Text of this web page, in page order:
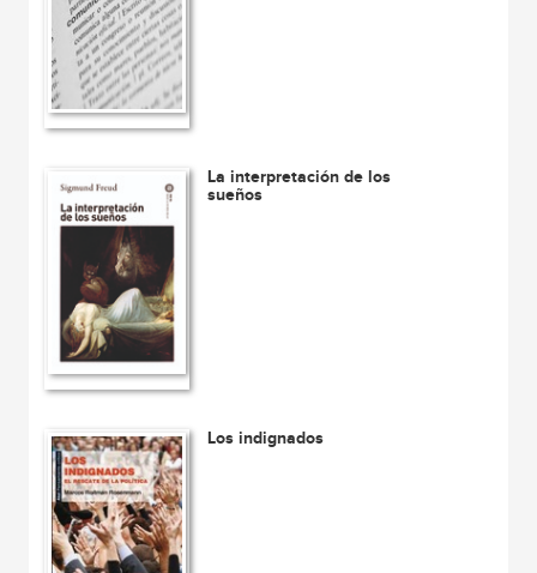
La interpretación de los
sueños
Los indignados